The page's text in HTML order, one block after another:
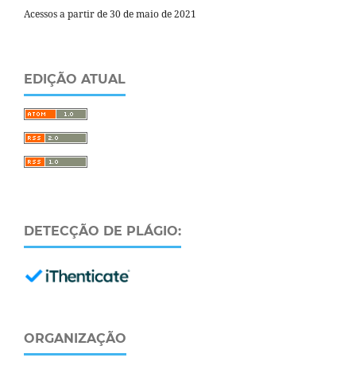
Acessos a partir de 30 de maio de 2021
EDIÇÃO ATUAL
DETECÇÃO DE PLÁGIO:
ORGANIZAÇÃO